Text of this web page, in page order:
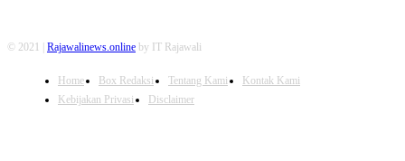
© 2021 | Rajawalinews.online by IT Rajawali
Home Box Redaksi Tentang Kami
Kontak Kami
Kebijakan Privasi
Disclaimer